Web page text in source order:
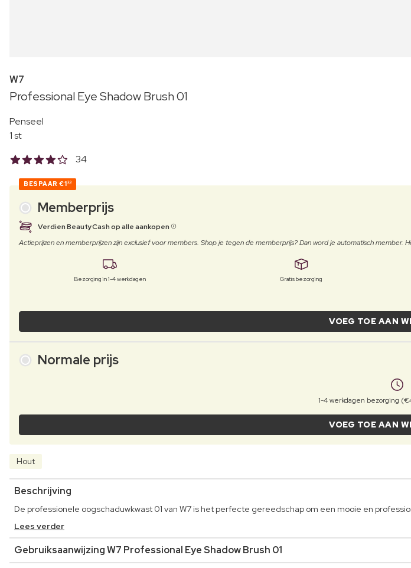
W7
Professional Eye Shadow Brush 01
Penseel
1 st
34
BESPAAR €130
Memberprijs
Verdien BeautyCash op alle aankopen
Actieprijzen en memberprijzen zijn exclusief voor members. Shop je tegen de memberprijs? Dan word je automatisch member.
Bezorging in 1-4 werkdagen Gratis bezorging
VOEG TOE AAN
Normale prijs
1-4 werkdagen bezorging
VOEG TOE AAN
Hout
Beschrijving
De professionele oogschaduwkwast 01 van W7 is het perfecte gereedschap om een mooie en
Lees verder
Gebruiksaanwijzing W7 Professional Eye Shadow Brush 01